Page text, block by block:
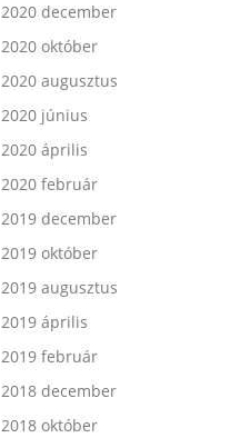
2020 december
2020 október
2020 augusztus
2020 június
2020 április
2020 február
2019 december
2019 október
2019 augusztus
2019 április
2019 február
2018 december
2018 október